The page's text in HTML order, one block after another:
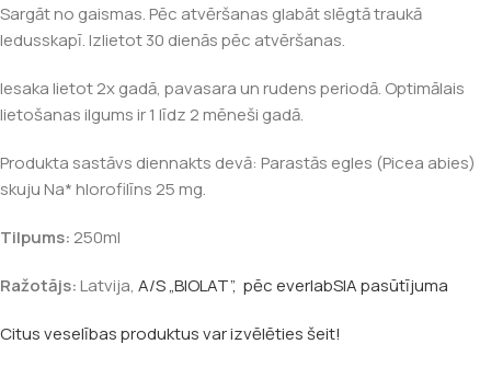
Sargāt no gaismas. Pēc atvēršanas glabāt slēgtā traukā
ledusskapī. Izlietot 30 dienās pēc atvēršanas.
Iesaka lietot 2x gadā, pavasara un rudens periodā. Optimālais
lietošanas ilgums ir 1 līdz 2 mēneši gadā.
Produkta sastāvs diennakts devā: Parastās egles (Picea abies)
skuju Na* hlorofilīns 25 mg.
Tilpums: 250ml
Ražotājs:Latvija, A/S „BIOLAT”, pēc everlabSIA pasūtījuma
Citus veselības produktus var izvēlēties šeit!